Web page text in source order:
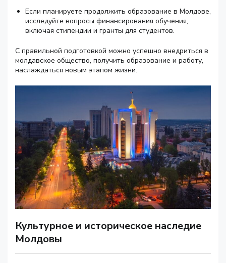
Если планируете продолжить образование в Молдове,
исследуйте вопросы финансирования обучения,
включая стипендии и гранты для студентов.
С правильной подготовкой можно успешно внедриться в
молдавское общество, получить образование и работу,
наслаждаться новым этапом жизни.
Культурное и историческое наследие
Молдовы